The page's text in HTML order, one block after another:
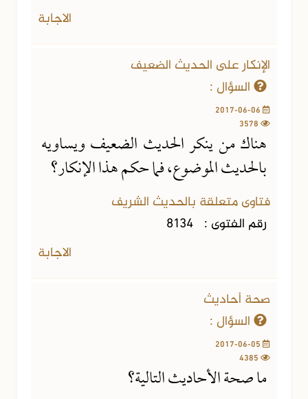
الاجابة
الإنكار على الحديث الضعيف
السؤال :
هناك من ينكر الحديث الضعيف ويساويه
بالحديث الموضوع، فما حكم هذا الإنكار؟
فتاوى متعلقة بالحديث الشريف
رقم الفتوى : 8134
الاجابة
صحة أحاديث
السؤال :
ما صحة الأحاديث التالية؟